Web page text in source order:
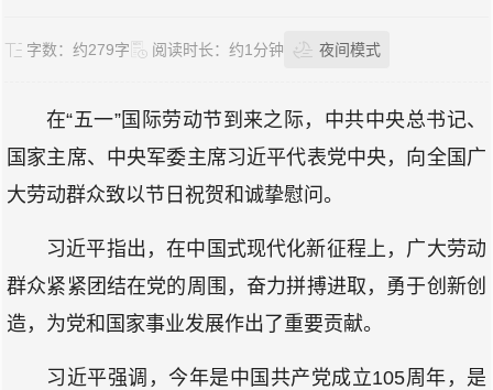
字数： 约279字 阅读时长： 约1分钟 夜间模式
在“五一”国际劳动节到来之际，中共中央总书记、
国家主席、中央军委主席习近平代表党中央，向全国广
大劳动群众致以节日祝贺和诚挚慰问。
习近平指出，在中国式现代化新征程上，广大劳动
群众紧紧团结在党的周围，奋力拼搏进取，勇于创新创
造，为党和国家事业发展作出了重要贡献。
习近平强调，今年是中国共产党成立105周年，是